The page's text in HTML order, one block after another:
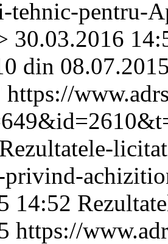
tehnic-pentru-
30.03.2016
din
https://
14:52
https://